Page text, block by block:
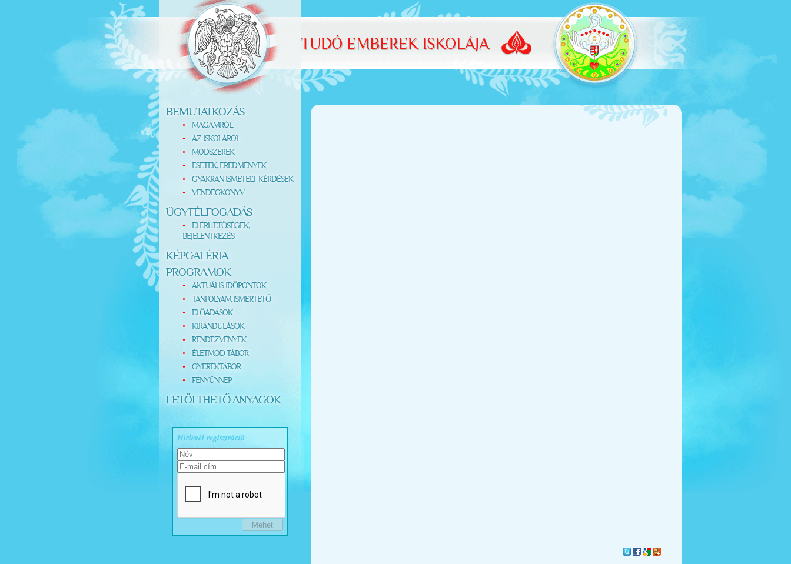
BEMUTATKOZÁS
MAGAMRÓL
AZ ISKOLÁRÓL
MÓDSZEREK
ESETEK, EREDMÉNYEK
GYAKRAN ISMÉTELT KÉRDÉSEK
VENDÉGKÖNYV
ÜGYFÉLFOGADÁS
ELÉRHETŐSÉGEK,
BEJELENTKEZÉS
KÉPGALÉRIA
PROGRAMOK
AKTUÁLIS IDŐPONTOK
TANFOLYAM ISMERTETŐ
ELŐADÁSOK
KIRÁNDULÁSOK
RENDEZVÉNYEK
ÉLETMÓD TÁBOR
GYEREKTÁBOR
FÉNYÜNNEP
LETÖLTHETŐ ANYAGOK
Hírlevél regisztráció